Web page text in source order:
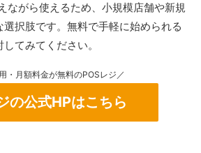
ながら使えるため、小規模店舗や新規
択肢です。無料で手軽に始められる
てみてください。
・月額料金が無料のPOSレジ／
の公式HPはこちら